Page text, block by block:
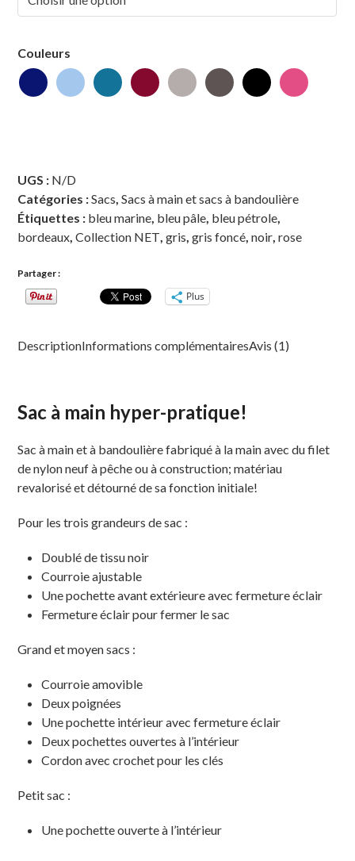
85.00 $
Couleurs
UGS : N/D
Catégories :Sacs,Sacs à main et sacs à bandoulière
Étiquettes : bleu marine, bleu pâle, bleu pétrole,
bordeaux,Collection NET,gris,gris foncé,noir,rose
Partager :
Plus
DescriptionInformations complémentairesAvis (1)
Sac à main hyper-pratique!
Sac à main et à bandoulière fabriqué à la main avec du filet
de nylon neuf à pêche ou à construction; matériau
revalorisé et détourné de sa fonction initiale!
Pour les trois grandeurs de sac :
Doublé de tissu noir
Courroie ajustable
Une pochette avant extérieure avec fermeture éclair
Fermeture éclair pour fermer le sac
Grand et moyen sacs :
Courroie amovible
Deux poignées
Une pochette intérieur avec fermeture éclair
Deux pochettes ouvertes à l’intérieur
Cordon avec crochet pour les clés
Petit sac :
Une pochette ouverte à l’intérieur